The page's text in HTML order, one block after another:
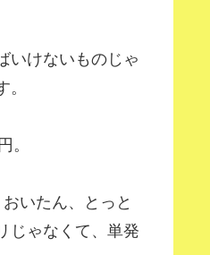
いけないものじゃ
。
いたん、とっと
じゃなくて、単発